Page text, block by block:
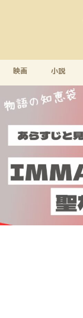
映画 小説